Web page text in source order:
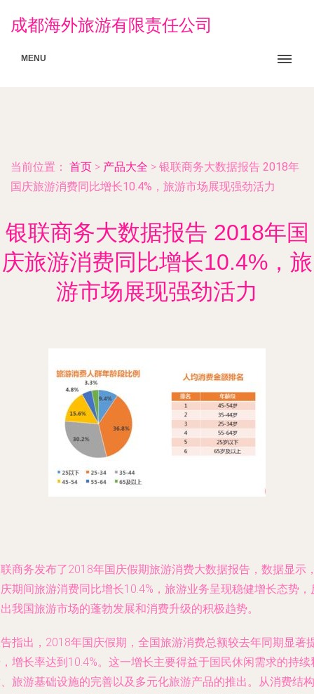
成都海外旅游有限责任公司
MENU
当前位置： 首页 > 产品大全 > 银联商务大数据报告 2018年
国庆旅游消费同比增长10.4%，旅游市场展现强劲活力
银联商务大数据报告 2018年国
庆旅游消费同比增长10.4%，旅
游市场展现强劲活力
商务发布了2018年国庆假期旅游消费大数据报告，数据显示
期间旅游消费同比增长10.4%，旅游业务呈现稳健增长态势，
我国旅游市场的蓬勃发展和消费升级的积极趋势。
指出，2018年国庆假期，全国旅游消费总额较去年同期显著
增长率达到10.4%。这一增长主要得益于国民休闲需求的持续
旅游基础设施的完善以及多元化旅游产品的推出。从消费结构